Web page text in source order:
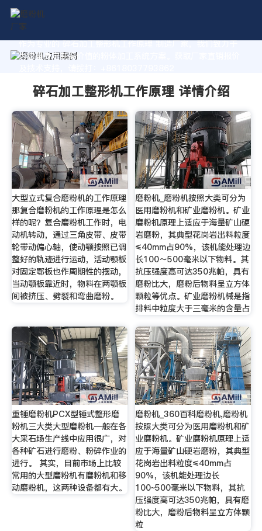
作为专业的 碎石加工整形机工作原理 制造厂家，我们致力于
为您量身定制高价值的粉体加工系统方案。获取厂家直销报价
碎石加工整形机工作原理 详情介绍
大型立式复合磨粉机的工作原理
那复合磨粉机的工作原理是怎么
样的呢？复合磨粉机工作时，电
动机转动，通过三角皮带、皮带
轮带动偏心轴，使动颚按照已调
整好的轨迹进行运动，活动颚板
对固定鄂板也作周期性的摆动，
当动颚板靠近时，物料在两颚板
间被挤压、劈裂和弯曲磨粉。
磨粉机_磨粉机按照大类可分为
医用磨粉机和矿业磨粉机。矿业
磨粉机原理上适应于海量矿山硬
岩磨粉，其典型花岗岩出料粒度
≤40mm占90%，该机能处理边
长100～500毫米以下物料。其
抗压强度高可达350兆帕，具有
磨粉比大，磨粉后物料呈立方体
颗粒等优点。矿业磨粉机械是指
排料中粒度大于三毫米的含量占
重锤磨粉机PCX型锤式整形磨
粉机三大类大型磨粉机一般在各
大采石场生产线中应用很广，对
各种矿石进行磨粉、粉碎作业的
进行。 其实，目前市场上比较
常用的大型磨粉机有磨粉机和移
动磨粉机，这两种设备都有大。
磨粉机_360百科磨粉机,磨粉机
按照大类可分为医用磨粉机和矿
业磨粉机。矿业磨粉机原理上适
应于海量矿山硬岩磨粉，其典型
花岗岩出料粒度≤40mm占
90%，该机能处理边长
100~500毫米以下物料，其抗
压强度高可达350兆帕，具有磨
粉比大，磨粉后物料呈立方体颗
粒